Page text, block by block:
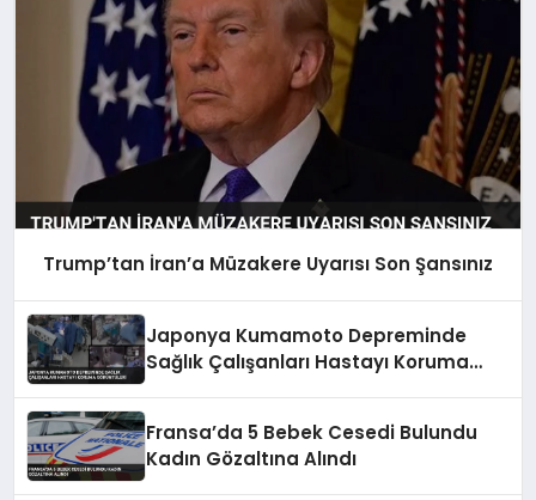
Trump’tan İran’a Müzakere Uyarısı Son Şansınız
Japonya Kumamoto Depreminde
Sağlık Çalışanları Hastayı Koruma
Fransa’da 5 Bebek Cesedi Bulundu
Kadın Gözaltına Alındı